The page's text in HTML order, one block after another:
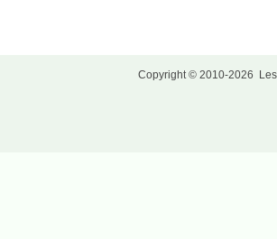
Copyright © 2010-2026